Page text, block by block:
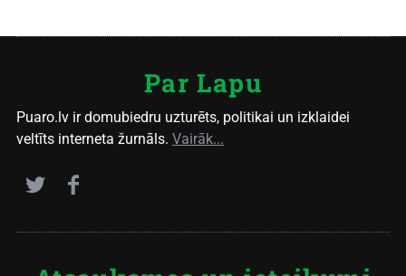
Par Lapu
Puaro.lv ir domubiedru uzturēts, politikai un izklaidei
veltīts interneta žurnāls. Vairāk...